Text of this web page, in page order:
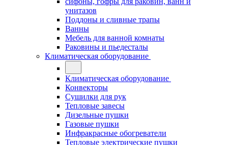
унитазов
Поддоны и сливные трапы
Ванны
Мебель для ванной комнаты
Раковины и пьедесталы
Климатическая оборудование
Климатическая оборудование
Конвекторы
Сушилки для рук
Тепловые завесы
Дизельные пушки
Газовые пушки
Инфракрасные обогреватели
Тепловые электрические пушки